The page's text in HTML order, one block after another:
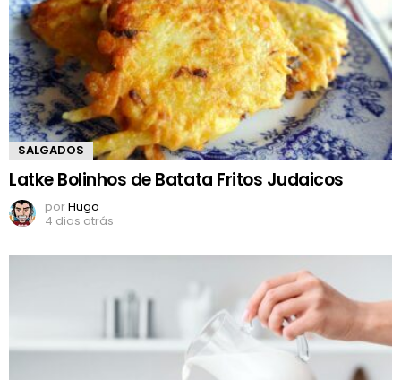
SALGADOS
Latke Bolinhos de Batata Fritos Judaicos
porHugo
4 dias atrás